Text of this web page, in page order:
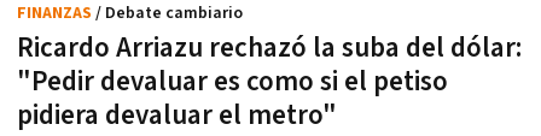
Ricardo Arriazu rechazó la suba del dólar:
"Pedir devaluar es como si el petiso
pidiera devaluar el metro"
FINANZAS / Debate cambiario